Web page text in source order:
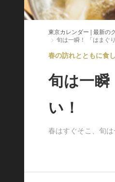
東京カレンダー | 最新の
旬は一瞬！ 「はまぐ
春の訪れとともに食
旬は一
い！
春はすぐそこ、旬